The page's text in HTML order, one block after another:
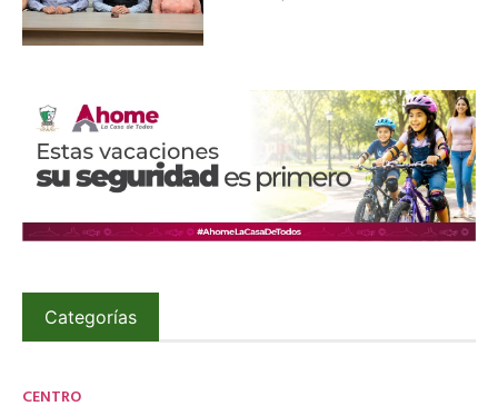
Categorías
CENTRO